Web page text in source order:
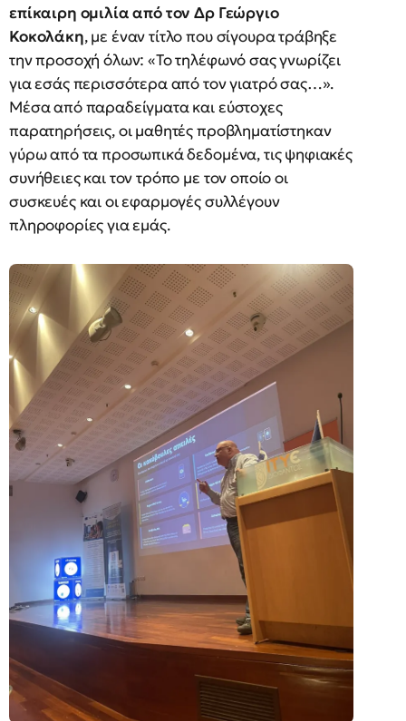
επίκαιρη ομιλία από τον Δρ Γεώργιο
Κοκολάκη, με έναν τίτλο που σίγουρα τράβηξε
την προσοχή όλων: «Το τηλέφωνό σας γνωρίζει
για εσάς περισσότερα από τον γιατρό σας…».
Μέσα από παραδείγματα και εύστοχες
παρατηρήσεις, οι μαθητές προβληματίστηκαν
γύρω από τα προσωπικά δεδομένα, τις ψηφιακές
συνήθειες και τον τρόπο με τον οποίο οι
συσκευές και οι εφαρμογές συλλέγουν
πληροφορίες για εμάς.